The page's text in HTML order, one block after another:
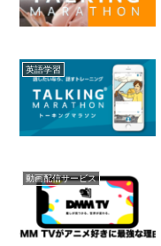
英語学習
動画配信サービス